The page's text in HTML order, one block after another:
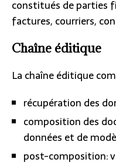
constitués de parties
factures, courriers,
Chaîne éditique
La chaîne éditique
récupération des
composition des
données et de
post-composition: